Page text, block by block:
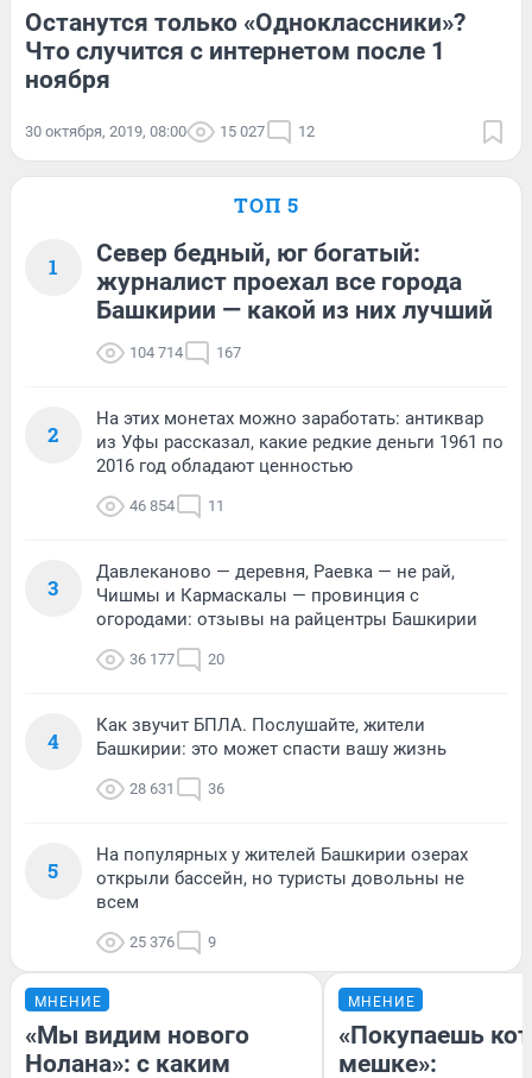
Останутся только «Одноклассники»?
Что случится с интернетом после 1
ноября
30 октября, 2019, 08:00 15 027 12
ТОП 5
1
Север бедный, юг богатый:
журналист проехал все города
Башкирии — какой из них лучший
104 714 167
2
На этих монетах можно заработать: антиквар
из Уфы рассказал, какие редкие деньги 1961 по
2016 год обладают ценностью
46 854 11
3
Давлеканово — деревня, Раевка — не рай,
Чишмы и Кармаскалы — провинция с
огородами: отзывы на райцентры Башкирии
36 177 20
4
Как звучит БПЛА. Послушайте, жители
Башкирии: это может спасти вашу жизнь
28 631 36
5
На популярных у жителей Башкирии озерах
открыли бассейн, но туристы довольны не
всем
25 376 9
МНЕНИЕ
«Мы видим нового
Нолана»: с каким
МНЕНИЕ
«Покупаешь
мешке»: